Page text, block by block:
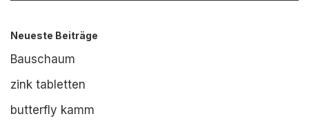
Neueste Beiträge
Bauschaum
zink tabletten
butterfly kamm